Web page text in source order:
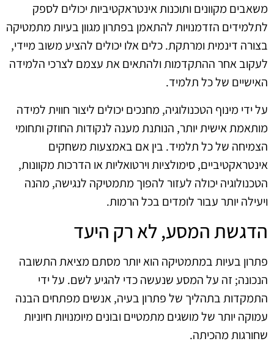
משאבים מקוונים ותוכנות אינטראקטיביות יכולים לספק
לתלמידים הזדמנויות להתאמן בפתרון מגוון בעיות מתמטיקה
בצורה דינמית ומרתקת. כלים אלו יכולים להציע משוב מיידי,
לעקוב אחר ההתקדמות ולהתאים את עצמם לצרכי הלמידה
האישיים של כל תלמיד.
על ידי מינוף הטכנולוגיה, מחנכים יכולים ליצור חווית למידה
מותאמת אישית יותר, הנותנת מענה לנקודות החוזק ותחומי
הצמיחה של כל תלמיד. בין אם באמצעות משחקים
אינטראקטיביים, סימולציות וירטואליות או הדרכות מקוונות,
הטכנולוגיה יכולה לעזור להפוך מתמטיקה לנגישה, מהנה
ויעילה יותר עבור לומדים בכל הרמות.
הדגשת המסע, לא רק היעד
פתרון בעיות במתמטיקה הוא יותר מסתם מציאת התשובה
הנכונה; זה על המסע שנעשה כדי להגיע לשם. על ידי
התמקדות בתהליך של פתרון בעיה, אנשים מפתחים הבנה
עמוקה יותר של מושגים מתמטיים ובונים מיומנויות חיוניות
שחורגות מהכיתה.